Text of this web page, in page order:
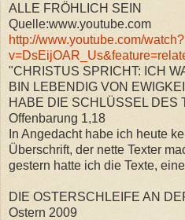
ALLE FRÖHLICH SEIN
Quelle:www.youtube.com
http://www.youtube.com/watch?
"CHRISTUS SPRICHT: ICH
BIN LEBENDIG VON
HABE DIE SCHLÜSSEL DES
Offenbarung 1,18
In Angedacht habe ich heute
Überschrift, der nette Texter
gestern hatte ich die Texte,
DIE OSTERSCHLEIFE AN
Ostern 2009